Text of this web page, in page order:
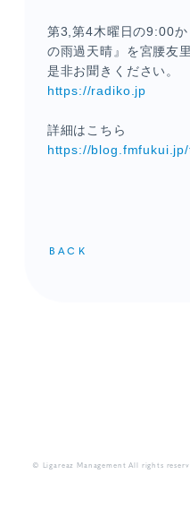
第3,第4木曜日の9:00か
の雨過天晴』を宮腰友
是非お聞きください。
https://radiko.jp
詳細はこちら
https://
BACK
© Ligareaz Management All rights